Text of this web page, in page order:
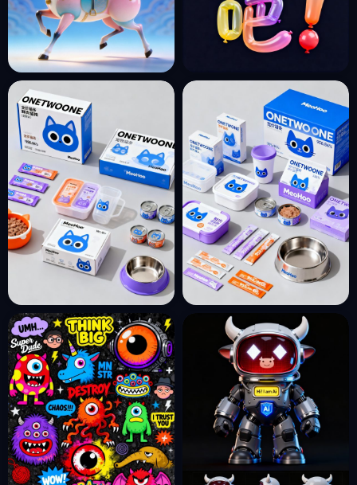
3D可爱卡通2026马年奔跑的
骏马陶瓷立体模型-即梦ai关键
词描述咒语
收藏
4个月前 11
趣味彩色渐变气球立体可爱调
性文字海报字体设计素材-即梦
ai关键词描述咒语
收藏
4个月前 7
现代简约可爱卡通猫咪IP猫条
罐头产品包装广告海报-即梦ai
关键词描述咒语
收藏
4个月前 9
现代简约可爱卡通猫咪IP猫条
罐头产品包装广告海报-即梦ai
关键词描述咒语
4个月前 10